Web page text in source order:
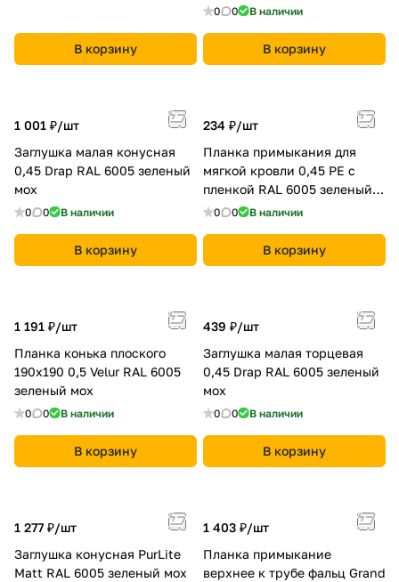
В корзину
0 0 В наличии
В корзину
1 001 ₽/шт
Заглушка малая конусная
0,45 Drap RAL 6005 зеленый
мох
0 0 В наличии
В корзину
234 ₽/шт
Планка примыкания для
мягкой кровли 0,45 PE с
пленкой RAL 6005 зеленый
мох
0 0 В наличии
В корзину
1 191 ₽/шт
Планка конька плоского
190х190 0,5 Velur RAL 6005
зеленый мох
0 0 В наличии
В корзину
439 ₽/шт
Заглушка малая торцевая
0,45 Drap RAL 6005 зеленый
мох
0 0 В наличии
В корзину
1 277 ₽/шт
Заглушка конусная PurLite
Мatt RAL 6005 зеленый мох
1 403 ₽/шт
Планка примыкание
верхнее к трубе фальц Grand